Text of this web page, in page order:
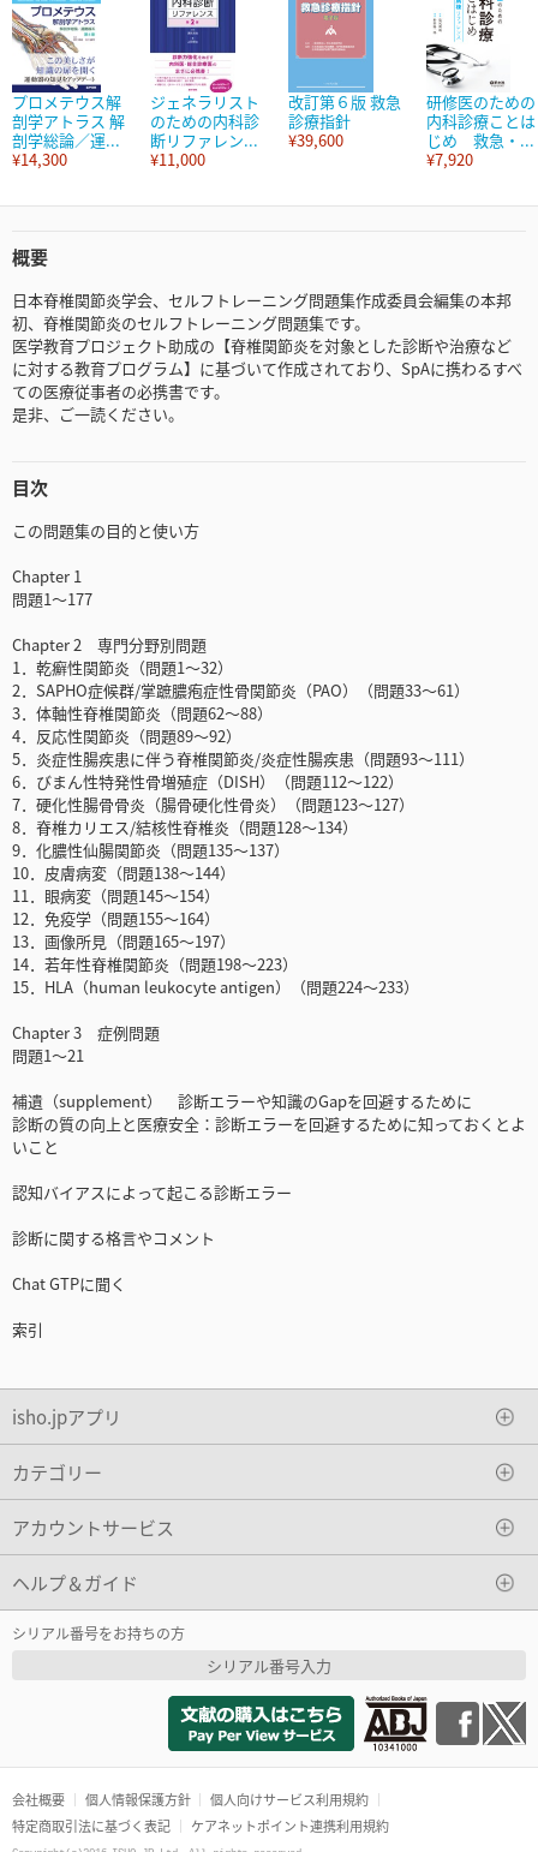
プロメテウス解
剖学アトラス 解
剖学総論／運...
¥14,300
ジェネラリスト
のための内科診
断リファレン...
¥11,000
改訂第６版 救急
診療指針
¥39,600
研修医のための
内科診療ことは
じめ 救急・...
¥7,920
概要
日本脊椎関節炎学会、セルフトレーニング問題集作成委員会編集の本邦
初、脊椎関節炎のセルフトレーニング問題集です。
医学教育プロジェクト助成の【脊椎関節炎を対象とした診断や治療など
に対する教育プログラム】に基づいて作成されており、SpAに携わるすべ
ての医療従事者の必携書です。
是非、ご一読ください。
目次
この問題集の目的と使い方
Chapter 1
問題1～177
Chapter 2 専門分野別問題
1．乾癬性関節炎（問題1～32）
2．SAPHO症候群/掌蹠膿疱症性骨関節炎（PAO）（問題33～61）
3．体軸性脊椎関節炎（問題62～88）
4．反応性関節炎（問題89～92）
5．炎症性腸疾患に伴う脊椎関節炎/炎症性腸疾患（問題93～111）
6．びまん性特発性骨増殖症（DISH）（問題112～122）
7．硬化性腸骨骨炎（腸骨硬化性骨炎）（問題123～127）
8．脊椎カリエス/結核性脊椎炎（問題128～134）
9．化膿性仙腸関節炎（問題135～137）
10．皮膚病変（問題138～144）
11．眼病変（問題145～154）
12．免疫学（問題155～164）
13．画像所見（問題165～197）
14．若年性脊椎関節炎（問題198～223）
15．HLA（human leukocyte antigen）（問題224～233）
Chapter 3 症例問題
問題1～21
補遺（supplement） 診断エラーや知識のGapを回避するために
診断の質の向上と医療安全：診断エラーを回避するために知っておくとよ
いこと
認知バイアスによって起こる診断エラー
診断に関する格言やコメント
Chat GTPに聞く
索引
isho.jpアプリ
カテゴリー
アカウントサービス
ヘルプ＆ガイド
シリアル番号をお持ちの方
シリアル番号入力
会社概要 個人情報保護方針
個人向けサービス利用規約
特定商取引法に基づく表記
ケアネットポイント連携利用規約